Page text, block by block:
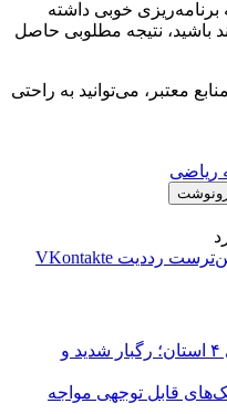
برنامه‌ریزی خوبی داشته
باشید، نتیجه مطلوبی حاصل
معتبر، می‌توانید به راحتی
ریاضی
‫رددیت ‫VKontakte
هشدار نارنجی هواشناسی برای ۴ استان؛ رگبار شدید و
قابل توجهی مواجه